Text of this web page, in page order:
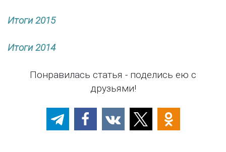
Итоги 2015
Итоги 2014
Понравилась статья - поделись ею с
друзьями!